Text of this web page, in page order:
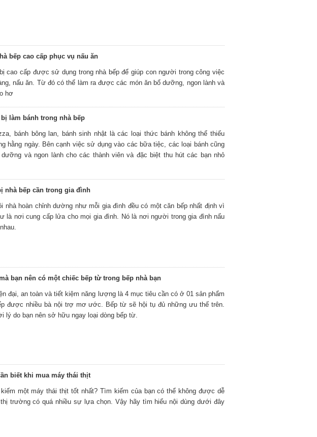
bếp cao cấp phục vụ nấu ăn
cao cấp được sử dụng trong nhà bếp để giúp con người trong công việc
nấu ăn. Từ đó có thể làm ra được các món ăn bổ dưỡng, ngon lành và
hơ
làm bánh trong nhà bếp
bánh bông lan, bánh sinh nhật là các loại thức bánh không thể thiếu
hằng ngày. Bên cạnh việc sử dụng vào các bữa tiệc, các loại bánh cũng
và ngon lành cho các thành viên và đặc biệt thu hút các bạn nhỏ
nhà bếp cần trong gia đình
nhà hoàn chỉnh dường như mỗi gia đình đều có một căn bếp nhất định vì
là nơi cung cấp lửa cho mọi gia đình. Nó là nơi người trong gia đình nấu
bạn nên có một chiếc bếp từ trong bếp nhà bạn
đại, an toàn và tiết kiệm năng lượng là 4 mục tiêu cần có ở 01 sản phẩm
được nhiều bà nội trợ mơ ước. Bếp từ sẽ hội tụ đủ những ưu thế trên.
lý do bạn nên sở hữu ngay loại dòng bếp từ.
biết khi mua máy thái thịt
một máy thái thịt tốt nhất? Tìm kiếm của bạn có thể không được dễ
trường có quá nhiều sự lựa chọn. Vậy hãy tìm hiểu nội dùng dưới đây